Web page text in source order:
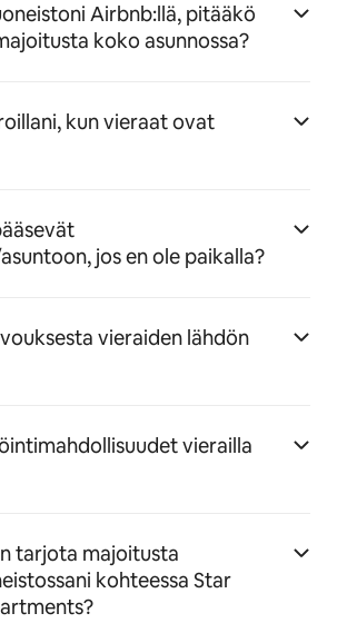
Airbnb:llä, pitääkö
koko asunnossa?
kun vieraat ovat
jos en ole paikalla?
vieraiden lähdön
vierailla
tarjota majoitusta
kohteessa Star